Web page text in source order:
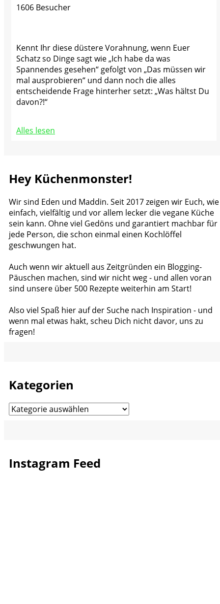
1606 Besucher
Kennt Ihr diese düstere Vorahnung, wenn Euer
Schatz so Dinge sagt wie „Ich habe da was
Spannendes gesehen“ gefolgt von „Das müssen wir
mal ausprobieren“ und dann noch die alles
entscheidende Frage hinterher setzt: „Was hältst Du
davon?!“
Alles lesen
Hey Küchenmonster!
Wir sind Eden und Maddin. Seit 2017 zeigen wir Euch, wie
einfach, vielfältig und vor allem lecker die vegane Küche
sein kann. Ohne viel Gedöns und garantiert machbar für
jede Person, die schon einmal einen Kochlöffel
geschwungen hat.
Auch wenn wir aktuell aus Zeitgründen ein Blogging-
Päuschen machen, sind wir nicht weg - und allen voran
sind unsere über 500 Rezepte weiterhin am Start!
Also viel Spaß hier auf der Suche nach Inspiration - und
wenn mal etwas hakt, scheu Dich nicht davor, uns zu
fragen!
Kategorien
Kategorien
Instagram Feed